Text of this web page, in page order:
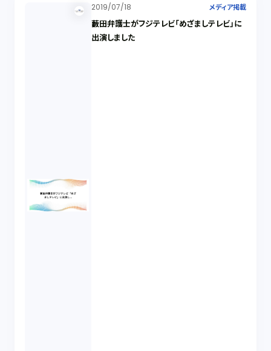
2019/07/18 メディア掲載
藪田弁護士がフジテレビ「めざましテレビ」に
出演しました